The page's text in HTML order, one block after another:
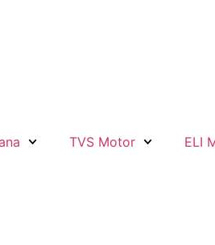
TVS Motor ELI